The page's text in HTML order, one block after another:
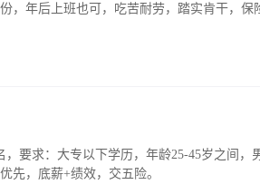
，年后上班也可，吃苦耐劳，踏实肯干，保
，要求：大专以下学历，年龄25-45岁之间，
先，底薪+绩效，交五险。